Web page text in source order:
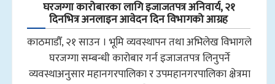
घरजग्गा कारोबारका लागि इजाजतपत्र अनिवार्य, २१
दिनभित्र अनलाइन आवेदन दिन विभागको आग्रह
काठमाडौँ, २१ साउन । भूमि व्यवस्थापन तथा अभिलेख विभागले
घरजग्गा सम्बन्धी कारोबार गर्न इजाजतपत्र लिनुपर्ने
व्यवस्थाअनुसार महानगरपालिका र उपमहानगरपालिका क्षेत्रमा